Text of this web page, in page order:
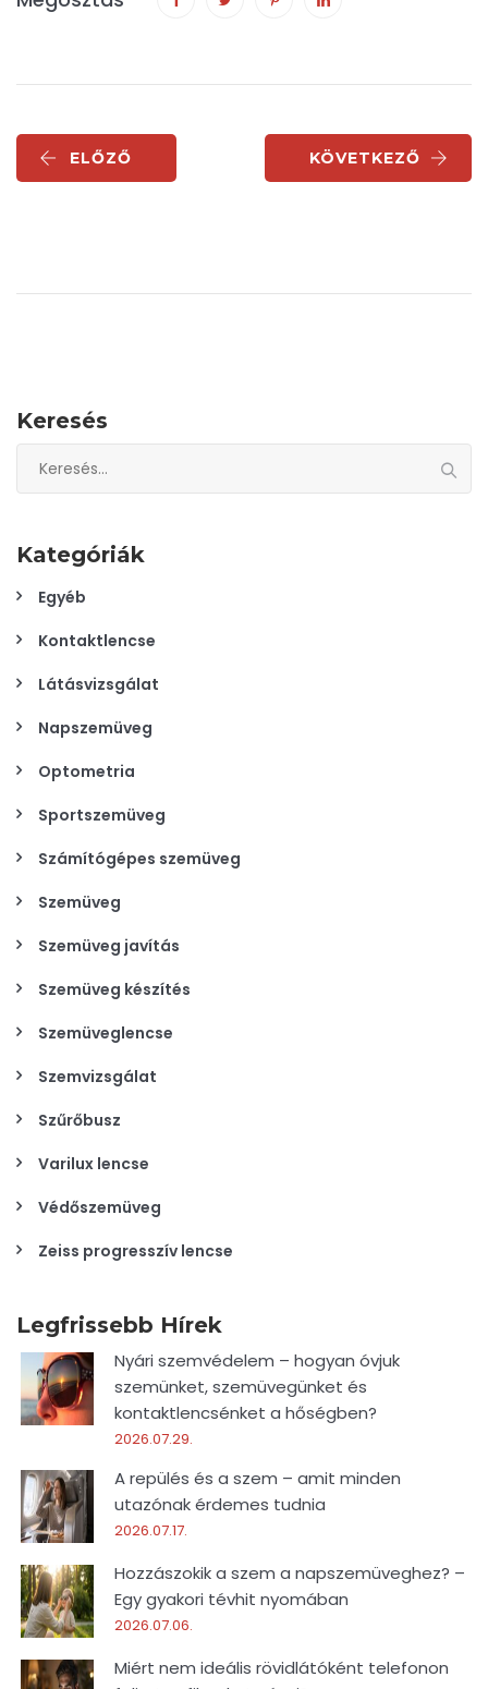
ELŐZŐ KÖVETKEZŐ
Keresés
Kategóriák
Egyéb
Kontaktlencse
Látásvizsgálat
Napszemüveg
Optometria
Sportszemüveg
Számítógépes szemüveg
Szemüveg
Szemüveg javítás
Szemüveg készítés
Szemüveglencse
Szemvizsgálat
Szűrőbusz
Varilux lencse
Védőszemüveg
Zeiss progresszív lencse
Legfrissebb Hírek
Nyári szemvédelem – hogyan óvjuk
szemünket, szemüvegünket és
kontaktlencsénket a hőségben?
2026.07.29.
A repülés és a szem – amit minden
utazónak érdemes tudnia
2026.07.17.
Hozzászokik a szem a napszemüveghez? –
Egy gyakori tévhit nyomában
2026.07.06.
Miért nem ideális rövidlátóként telefonon